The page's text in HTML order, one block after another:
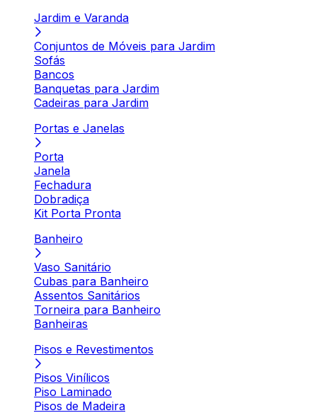
Jardim e Varanda
Conjuntos de Móveis para Jardim
Sofás
Bancos
Banquetas para Jardim
Cadeiras para Jardim
Portas e Janelas
Porta
Janela
Fechadura
Dobradiça
Kit Porta Pronta
Banheiro
Vaso Sanitário
Cubas para Banheiro
Assentos Sanitários
Torneira para Banheiro
Banheiras
Pisos e Revestimentos
Pisos Vinílicos
Piso Laminado
Pisos de Madeira